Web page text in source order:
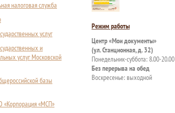
налоговая служба
услуг
и
услуг Московской
базы
«Корпорация «МСП»
Режим работы
Центр «Мои документы»
(ул. Станционная, д. 32)
Понедельник-суббота: 8.00-20.00
Без перерыва на обед
Воскресенье: выходной